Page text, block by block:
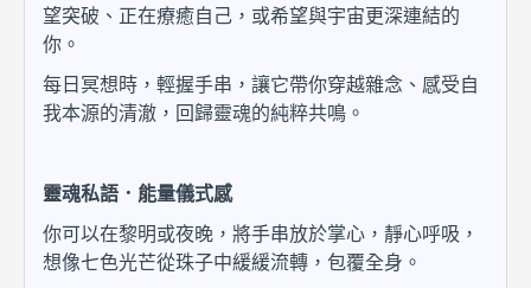
望突破、正在療癒自己，或希望與宇宙更深連結的
你。
每日冥想時，輕握手串，讓它帶你穿越雜念、感受自
我本源的清澈，回歸靈魂的純粹共鳴。
靈魂私語．能量儀式感
你可以在黎明或夜晚，將手串放於掌心，靜心呼吸，
想像七色光芒從珠子中緩緩流轉，包覆全身。